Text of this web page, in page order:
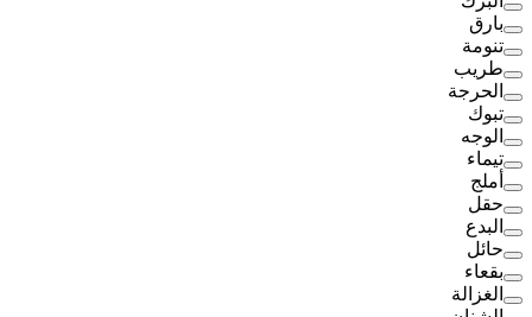
بارق
تنومة
طريب
الحرجة
تبوك
الوجه
تيماء
أملج
حقل
البدع
حائل
بقعاء
الغزالة